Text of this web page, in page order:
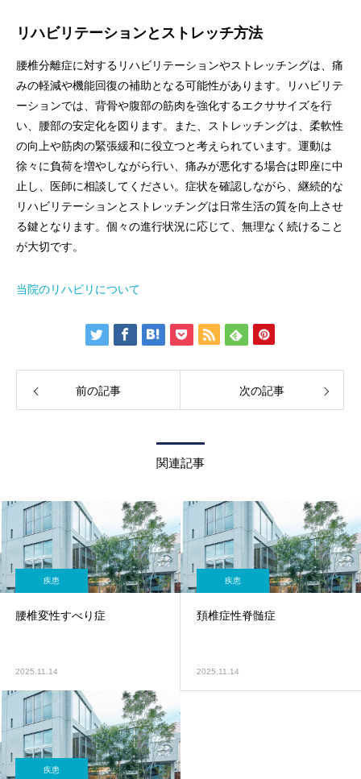
リハビリテーションとストレッチ方法
腰椎分離症に対するリハビリテーションやストレッチングは、痛
みの軽減や機能回復の補助となる可能性があります。リハビリテ
ーションでは、背骨や腹部の筋肉を強化するエクササイズを行
い、腰部の安定化を図ります。また、ストレッチングは、柔軟性
の向上や筋肉の緊張緩和に役立つと考えられています。運動は
徐々に負荷を増やしながら行い、痛みが悪化する場合は即座に中
止し、医師に相談してください。症状を確認しながら、継続的な
リハビリテーションとストレッチングは日常生活の質を向上させ
る鍵となります。個々の進行状況に応じて、無理なく続けること
が大切です。
当院のリハビリについて
前の記事 次の記事
関連記事
疾患
腰椎変性すべり症
2025.11.14
疾患
頚椎症性脊髄症
2025.11.14
疾患